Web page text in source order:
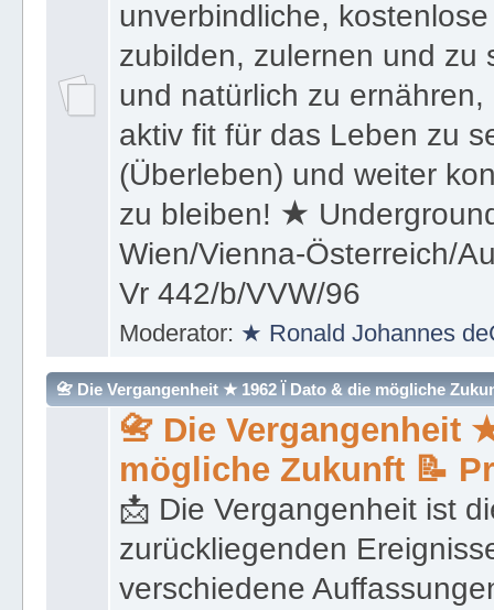
🖥 Hier befinden sich
unverbindliche,
zubilden, zulernen und zu
und natürlich zu
aktiv fit für das Leben zu
(Überleben) und weiter
zu bleiben! ★
Wien/Vienna-Österreich/
Vr 442/b/VVW/96
Moderator:★ Ronald Johannes
📇 Die Vergangenheit ★ 1962 Ï Dato & die mögliche
📇 Die Vergangenheit
mögliche Zukunft 📝
📩 Die Vergangenheit ist
zurückliegenden